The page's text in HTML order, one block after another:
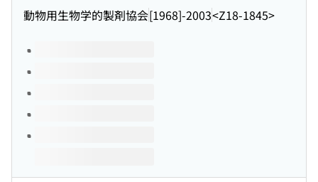
動物用生物学的製剤協会[1968]-2003<Z18-1845>
Volumes of this title